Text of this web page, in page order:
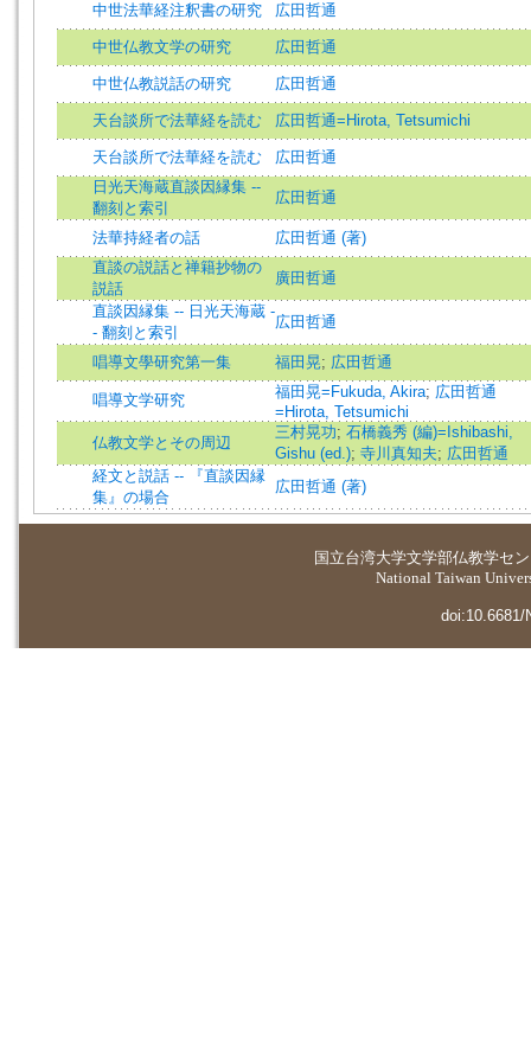
中世法華経注釈書の研究 広田哲通
中世仏教文学の研究 広田哲通
中世仏教説話の研究 広田哲通
天台談所で法華経を読む 広田哲通=Hirota, Tetsumichi
天台談所で法華経を読む
広田哲通
日光天海蔵直談因縁集 --
翻刻と索引
広田哲通
法華持経者の話
広田哲通 (著)
直談の説話と禅籍抄物の
説話
廣田哲通
直談因縁集 -- 日光天海蔵 -
- 翻刻と索引
広田哲通
唱導文學研究第一集 福田晃; 広田哲通
唱導文学研究 福田晃=Fukuda, Akira; 広田哲通
=Hirota, Tetsumichi
仏教文学とその周辺
三村晃功; 石橋義秀 (編)=Ishibashi,
Gishu (ed.); 寺川真知夫; 広田哲通
経文と説話 -- 『直談因縁
集』の場合
広田哲通 (著)
国立台湾大学文学部仏教学セ
National Taiwan
doi:10.6681/